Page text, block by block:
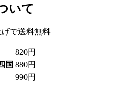
いて
で送料無料
820円
国 880円
990円